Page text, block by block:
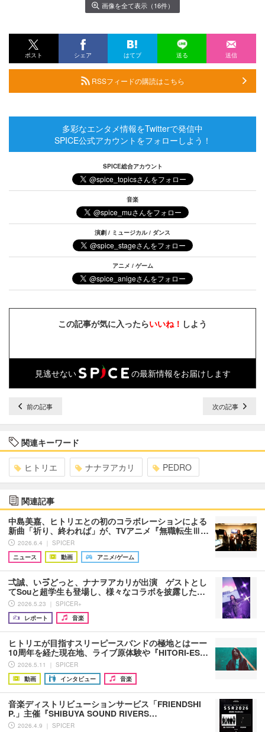
画像を全て表示（16件）
ポスト シェア はてブ 送る 送信
RSSフィードの購読はこちら
多彩なエンタメ情報をTwitterで発信中
SPICE公式アカウントをフォローしよう！
SPICE総合アカウント
音楽
演劇 / ミュージカル / ダンス
アニメ / ゲーム
この記事が気に入ったらいいね！ しよう
見逃せない の最新情報をお届けします
前の記事 次の記事
関連キーワード
ヒトリエ ナナヲアカリ PEDRO
関連記事
中島美嘉、ヒトリエとの初のコラボレーションによる
新曲「祈り、終われば」が、TVアニメ『無職転生Ⅲ…
2026.6.4 ｜ SPICER
ニュース
動画 アニメ/ゲーム
弌誠、いゔどっと、ナナヲアカリが出演 ゲストとし
てSouと超学生も登場し、様々なコラボを披露した…
2026.5.23 ｜ SPICER+
レポート
音楽
ヒトリエが目指すスリーピースバンドの極地とはーー
10周年を経た現在地、ライブ原体験や『HITORI-ES…
2026.5.11 ｜ SPICER
動画
インタビュー 音楽
音楽ディストリビューションサービス「FRIENDSHI
P.」主催『SHIBUYA SOUND RIVERS…
2026.4.9 ｜ SPICER